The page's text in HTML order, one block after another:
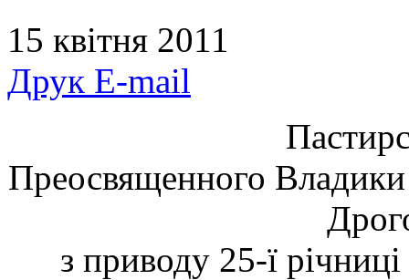
15 квітня 2011
Друк E-mail
Преосвященного
з приводу 25-ї